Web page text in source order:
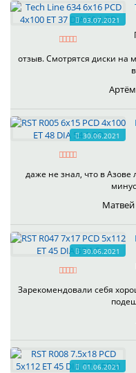
03.07.2021
отзыв. Смотрятся диски на
30.06.2021
даже не знал, что в
30.06.2021
Зарекомендовали себя
01.06.2021